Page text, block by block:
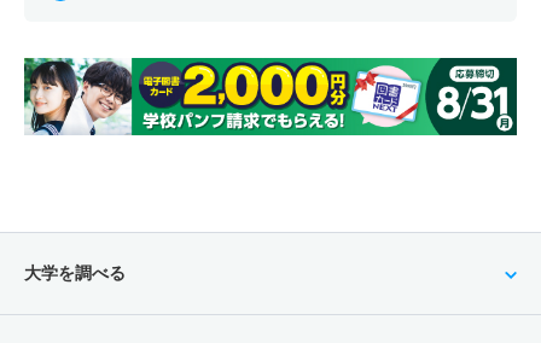
大学を調べる